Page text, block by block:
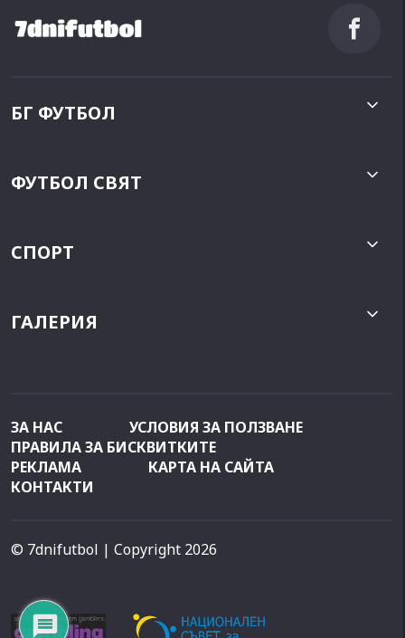
БГ ФУТБОЛ
ФУТБОЛ СВЯТ
СПОРТ
ГАЛЕРИЯ
ЗА НАС
УСЛОВИЯ ЗА ПОЛЗВАНЕ
ПРАВИЛА ЗА БИСКВИТКИТЕ
РЕКЛАМА
КАРТА НА САЙТА
КОНТАКТИ
© 7dnifutbol | Copyright 2026